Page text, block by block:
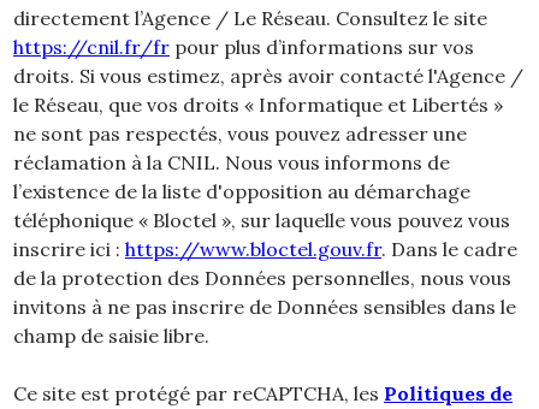
directement l’Agence / Le Réseau. Consultez le site
https://cnil.fr/fr pour plus d’informations sur vos
droits. Si vous estimez, après avoir contacté l'Agence /
le Réseau, que vos droits « Informatique et Libertés »
ne sont pas respectés, vous pouvez adresser une
réclamation à la CNIL. Nous vous informons de
l’existence de la liste d'opposition au démarchage
téléphonique « Bloctel », sur laquelle vous pouvez vous
inscrire ici : https://www.bloctel.gouv.fr. Dans le cadre
de la protection des Données personnelles, nous vous
invitons à ne pas inscrire de Données sensibles dans le
champ de saisie libre.
Ce site est protégé par reCAPTCHA, les Politiques de